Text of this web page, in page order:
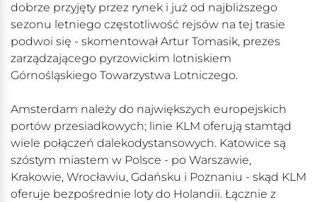
dobrze przyjęty przez rynek i już od najbliższego
sezonu letniego częstotliwość rejsów na tej trasie
podwoi się - skomentował Artur Tomasik, prezes
zarządzającego pyrzowickim lotniskiem
Górnośląskiego Towarzystwa Lotniczego.
Amsterdam należy do największych europejskich
portów przesiadkowych; linie KLM oferują stamtąd
wiele połączeń dalekodystansowych. Katowice są
szóstym miastem w Polsce - po Warszawie,
Krakowie, Wrocławiu, Gdańsku i Poznaniu - skąd KLM
oferuje bezpośrednie loty do Holandii. Łącznie z